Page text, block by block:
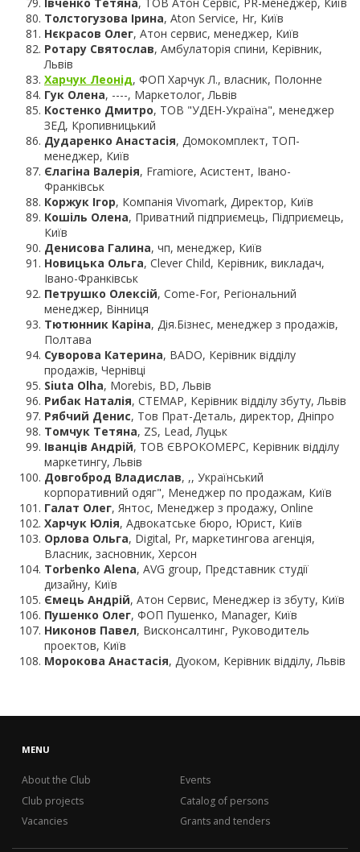
Толстогузова Ірина, Aton Service, Hr, Київ
Нєкрасов Олег, Атон сервис, менеджер, Київ
Ротару Святослав, Амбулаторія спини, Керівник,
Львів
Харчук Леонід, ФОП Харчук Л., власник, Полонне
Гук Олена, ----, Маркетолог, Львів
Костенко Дмитро, ТОВ "УДЕН-Україна", менеджер
ЗЕД, Кропивницький
Дударенко Анастасія, Домокомплект, ТОП-
менеджер, Київ
Єлагіна Валерія, Framiore, Асистент, Івано-
Франківськ
Коржук Ігор, Компанія Vivomark, Директор, Київ
Кошіль Олена, Приватний підприємець, Підприємець,
Київ
Денисова Галина, чп, менеджер, Київ
Новицька Ольга, Clever Child, Керівник, викладач,
Івано-Франківськ
Петрушко Олексій, Come-For, Регіональний
менеджер, Вінниця
Тютюнник Каріна, Дія.Бізнес, менеджер з продажів,
Полтава
Суворова Катерина, BADO, Керівник відділу
продажів, Чернівці
Siuta Olha, Morebis, BD, Львів
Рибак Наталія, СТЕМАР, Керівник відділу збуту, Львів
Рябчий Денис, Тов Прат-Деталь, директор, Дніпро
Томчук Тетяна, ZS, Lead, Луцьк
Іванців Андрій, ТОВ ЄВРОКОМЕРС, Керівник відділу
маркетингу, Львів
Довгоброд Владислав, ,, Український
корпоративний одяг", Менеджер по продажам, Київ
Галат Олег, Янтос, Менеджер з продажу, Online
Харчук Юлія, Адвокатське бюро, Юрист, Київ
Орлова Ольга, Digital, Pr, маркетингова агенція,
Власник, засновник, Херсон
Torbenko Alena, AVG group, Представник студії
дизайну, Київ
Ємець Андрій, Атон Сервис, Менеджер із збуту, Київ
Пушенко Олег, ФОП Пушенко, Manager, Київ
Никонов Павел, Висконсалтинг, Руководитель
проектов, Київ
Морокова Анастасія, Дуоком, Керівник відділу, Львів
MENU
About the Club
Club projects
Vacancies
Events
Catalog of persons
Grants and tenders